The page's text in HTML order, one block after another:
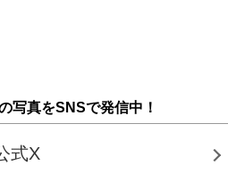
写真をSNSで発信中！
式X